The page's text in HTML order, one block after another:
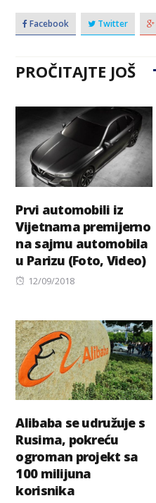
Facebook Twitter
PROČITAJTE JOŠ
Prvi automobili iz
Vijetnama premijerno
na sajmu automobila
u Parizu (Foto, Video)
Posted
12/09/2018
Alibaba se udružuje s
Rusima, pokreću
ogroman projekt sa
100 milijuna
korisnika